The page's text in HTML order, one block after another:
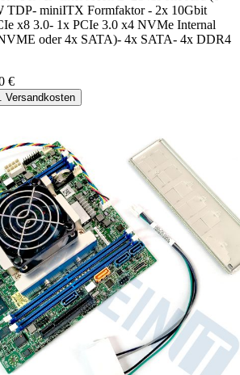
TDP- miniITX Formfaktor - 2x 10Gbit
x8 3.0- 1x PCIe 3.0 x4 NVMe Internal
oder 4x SATA)- 4x SATA- 4x DDR4
€
Versandkosten